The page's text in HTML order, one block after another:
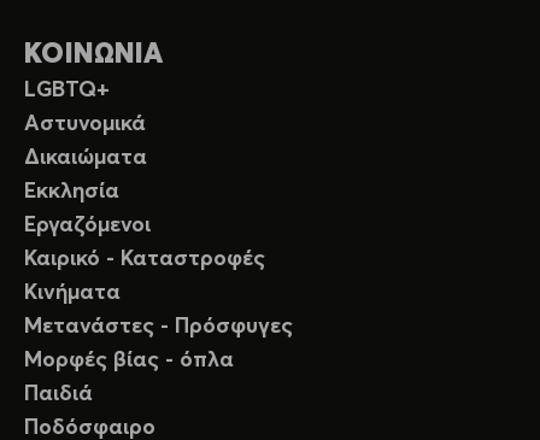
ΚΟΙΝΩΝΙΑ
LGBTQ+
Αστυνομικά
Δικαιώματα
Εκκλησία
Εργαζόμενοι
Καιρικό - Καταστροφές
Κινήματα
Μετανάστες - Πρόσφυγες
Μορφές βίας - όπλα
Παιδιά
Ποδόσφαιρο